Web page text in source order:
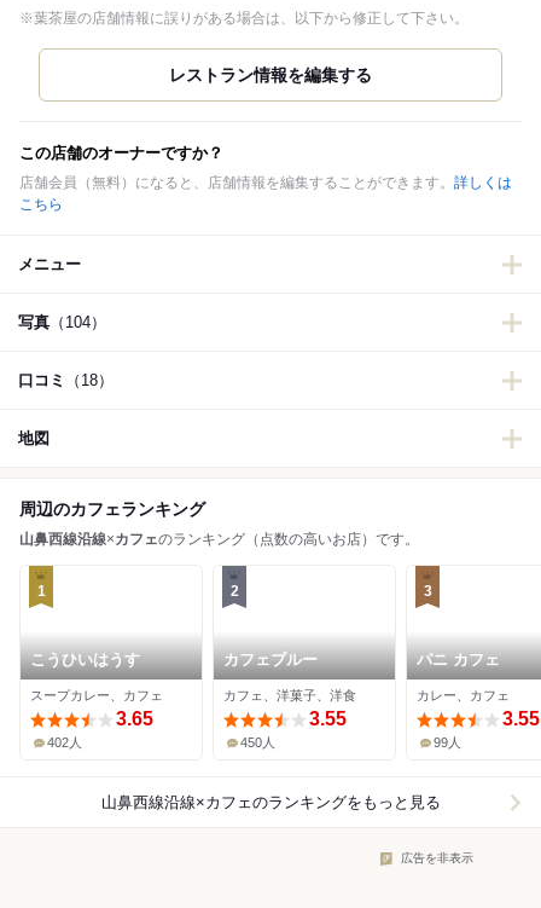
※葉茶屋の店舗情報に誤りがある場合は、以下から修正して下さい。
この店舗のオーナーですか？
店舗会員（無料）になると、店舗情報を編集することができます。 詳しくは
こちら
メニュー
写真 （104）
口コミ （18）
地図
周辺のカフェランキング
山鼻西線沿線×カフェのランキング（点数の高いお店）です。
1
こうひいはうす
スープカレー、カフェ
3.65
402人
2
カフェブルー
カフェ、洋菓子、洋食
3.55
450人
3
パニ カフェ
カレー、カフェ
3.55
99人
山鼻西線沿線×カフェのランキングをもっと見る
広告を非表示